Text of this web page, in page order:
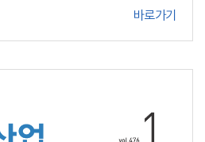
바로가기